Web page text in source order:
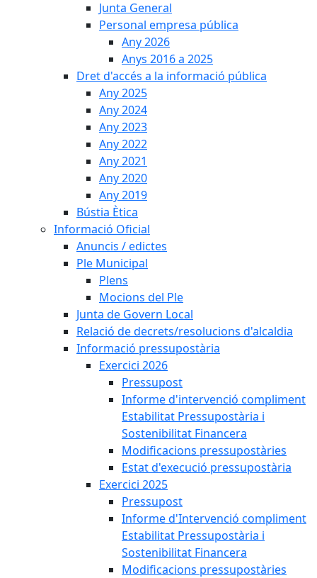
Junta General
Personal empresa pública
Any 2026
Anys 2016 a 2025
Dret d'accés a la informació pública
Any 2025
Any 2024
Any 2023
Any 2022
Any 2021
Any 2020
Any 2019
Bústia Ètica
Informació Oficial
Anuncis / edictes
Ple Municipal
Plens
Mocions del Ple
Junta de Govern Local
Relació de decrets/resolucions d'alcaldia
Informació pressupostària
Exercici 2026
Pressupost
Informe d'intervenció compliment
Estabilitat Pressupostària i
Sostenibilitat Financera
Modificacions pressupostàries
Estat d'execució pressupostària
Exercici 2025
Pressupost
Informe d'Intervenció compliment
Estabilitat Pressupostària i
Sostenibilitat Financera
Modificacions pressupostàries